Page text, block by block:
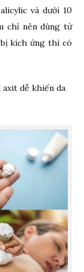
và dưới 10
chỉ nên dùng từ
kích ứng thì có
dễ khiến da